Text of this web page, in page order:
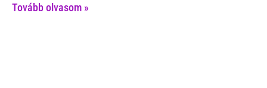
Tovább olvasom »